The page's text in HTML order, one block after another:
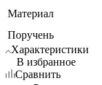
Материал
Поручень
Характеристики
В избранное
Сравнить